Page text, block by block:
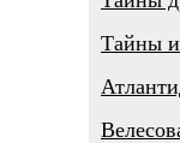
Тайны